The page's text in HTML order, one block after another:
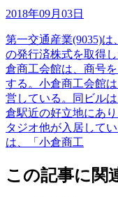
2018年09月03日
第一交通産業(9035)は
の発行済株式を取得
倉商工会館は、商号
する。小倉商工会館
営している。同ビル
倉駅近の好立地にあ
タジオ他が入居して
は、「小倉商工
この記事に関